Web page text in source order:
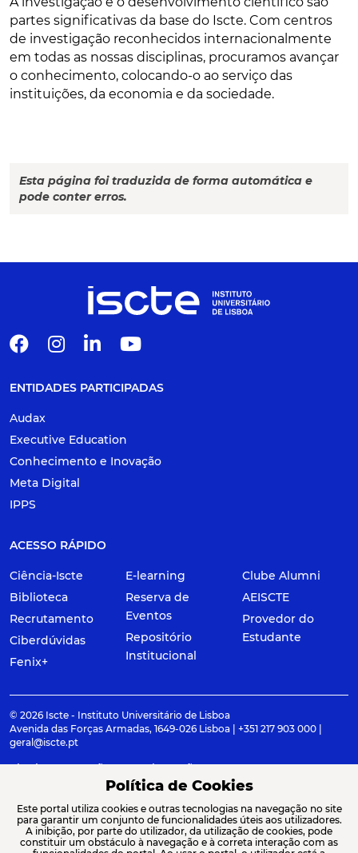
partes significativas da base do Iscte. Com centros
de investigação reconhecidos internacionalmente
em todas as nossas disciplinas, procuramos avançar
o conhecimento, colocando-o ao serviço das
instituições, da economia e da sociedade.
Esta página foi traduzida de forma automática e
pode conter erros.
ENTIDADES PARTICIPADAS
Audax
Executive Education
Conhecimento e Inovação
Meta Digital
IPPS
ACESSO RÁPIDO
Ciência-Iscte
Biblioteca
Recrutamento
Ciberdúvidas
Fenix+
E-learning
Reserva de
Eventos
Repositório
Institucional
Clube Alumni
AEISCTE
Provedor do
Estudante
© 2026 Iscte - Instituto Universitário de Lisboa
Avenida das Forças Armadas, 1649-026 Lisboa | +351 217 903 000 |
geral@iscte.pt
Elogios, Sugestões e Reclamações
Termos e condições
Canal de denúncia
ACREDITAÇÕES E ASSOCIAÇÕES
Política de Cookies
Este portal utiliza cookies e outras tecnologias na navegação no site
para garantir um conjunto de funcionalidades úteis aos utilizadores.
A inibição, por parte do utilizador, da utilização de cookies, pode
constituir um obstáculo à navegação e à correta interação com as